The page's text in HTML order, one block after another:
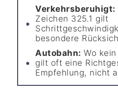
Verkehrsberuhigt:
Zeichen 325.1 gilt
besondere
Autobahn: Wo
gilt oft eine
Empfehlung, nicht